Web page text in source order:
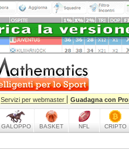
Servizi per webmaster | Guadagna con
GALOPPO BASKET NFL CRIPTO